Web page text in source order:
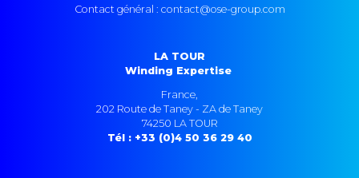
Contact général : contact@ose-group.com
LA TOUR
Winding Expertise
France,
202 Route de Taney - ZA de Taney
74250 LA TOUR
Tél : +33 (0)4 50 36 29 40